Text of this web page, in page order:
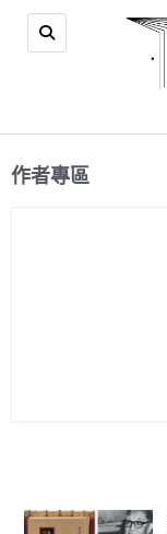
作者專區